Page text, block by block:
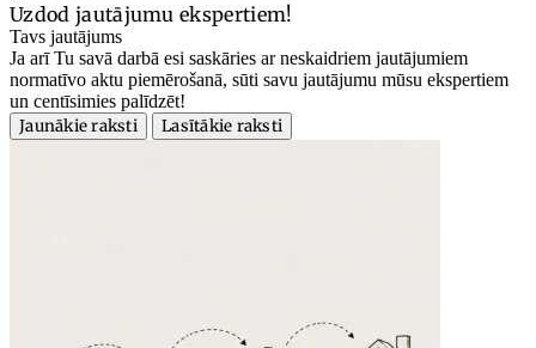
Uzdod jautājumu ekspertiem!
Tavs jautājums
Ja arī Tu savā darbā esi saskāries ar neskaidriem jautājumiem
normatīvo aktu piemērošanā, sūti savu jautājumu mūsu ekspertiem
un centīsimies palīdzēt!
Jaunākie raksti
Lasītākie raksti